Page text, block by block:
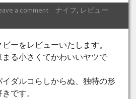
a comment Posted in
ナイフ, レビュー
ーをレビューいたします。
る小さくてかわいいヤツで
ダルコらしからぬ、独特の形
です。